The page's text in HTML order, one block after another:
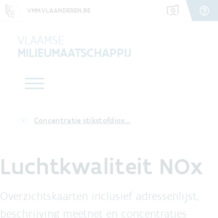
VMM.VLAANDEREN.BE
VLAAMSE
MILIEUMAATSCHAPPIJ
Concentratie stikstofdiox…
Luchtkwaliteit NOx
Overzichtskaarten inclusief adressenlijst,
beschrijving meetnet en concentraties